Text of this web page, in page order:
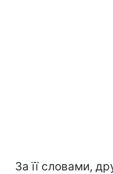
За її словами,